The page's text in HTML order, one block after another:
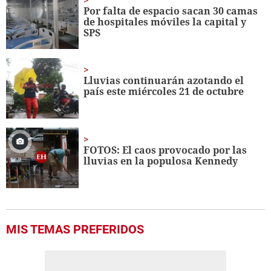
seconds
Por falta de espacio sacan 30 camas
de hospitales móviles la capital y
SPS
Lluvias continuarán azotando el
país este miércoles 21 de octubre
FOTOS: El caos provocado por las
lluvias en la populosa Kennedy
MIS TEMAS PREFERIDOS